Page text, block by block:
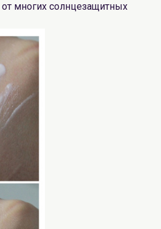
от многих солнцезащитных